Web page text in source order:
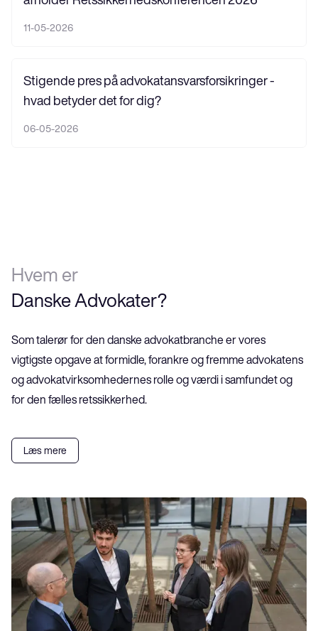
11-05-2026
Stigende pres på advokatansvarsforsikringer -
hvad betyder det for dig?
06-05-2026
Hvem er
Danske Advokater?
Som talerør for den danske advokatbranche er vores
vigtigste opgave at formidle, forankre og fremme advokatens
og advokatvirksomhedernes rolle og værdi i samfundet og
for den fælles retssikkerhed.
Læs mere